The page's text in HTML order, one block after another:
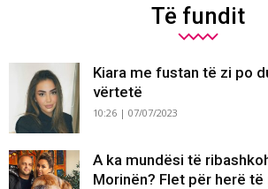
Të fundit
Kiara me fustan të zi po
vërtetë
10:26 | 07/07/2023
A ka mundësi të
Morinën? Flet për herë të